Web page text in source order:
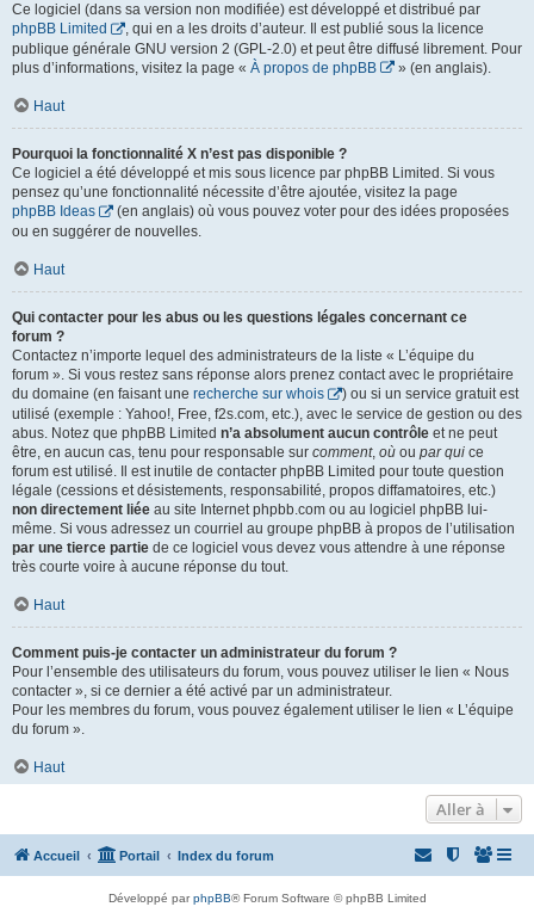
Ce logiciel (dans sa version non modifiée) est développé et distribué par
phpBB Limited
, qui en a les droits d’auteur. Il est publié sous la licence
publique générale GNU version 2 (GPL-2.0) et peut être diffusé librement. Pour
plus d’informations, visitez la page « À propos de phpBB » (en anglais).
Haut
Pourquoi la fonctionnalité X n’est pas disponible ?
Ce logiciel a été développé et mis sous licence par phpBB Limited. Si vous
pensez qu’une fonctionnalité nécessite d’être ajoutée, visitez la page
phpBB Ideas
(en anglais) où vous pouvez voter pour des idées proposées
ou en suggérer de nouvelles.
Haut
Qui contacter pour les abus ou les questions légales concernant ce
forum ?
Contactez n’importe lequel des administrateurs de la liste « L’équipe du
forum ». Si vous restez sans réponse alors prenez contact avec le propriétaire
du domaine (en faisant une recherche sur whois
) ou si un service gratuit est
utilisé (exemple : Yahoo!, Free, f2s.com, etc.), avec le service de gestion ou des
abus. Notez que phpBB Limited n’a absolument aucun contrôle et ne peut
être, en aucun cas, tenu pour responsable sur comment, où ou par qui ce
forum est utilisé. Il est inutile de contacter phpBB Limited pour toute question
légale (cessions et désistements, responsabilité, propos diffamatoires, etc.)
non directement liée au site Internet phpbb.com ou au logiciel phpBB lui-
même. Si vous adressez un courriel au groupe phpBB à propos de l’utilisation
par une tierce partie de ce logiciel vous devez vous attendre à une réponse
très courte voire à aucune réponse du tout.
Haut
Comment puis-je contacter un administrateur du forum ?
Pour l’ensemble des utilisateurs du forum, vous pouvez utiliser le lien « Nous
contacter », si ce dernier a été activé par un administrateur.
Pour les membres du forum, vous pouvez également utiliser le lien « L’équipe
du forum ».
Haut
Aller à
Accueil Portail Index du forum
Développé parphpBB® Forum Software © phpBB Limited